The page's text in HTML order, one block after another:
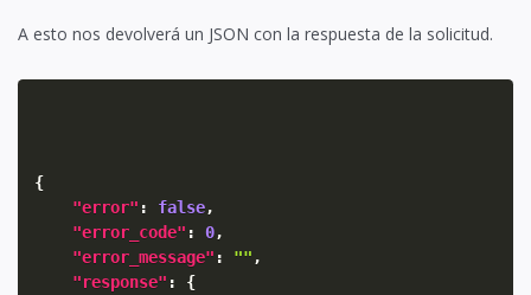
A esto nos devolverá un JSON con la respuesta de la solicitud.
{
"error" : false,
"error_code" : 0,
"error_message" : "" ,
"response" :
{